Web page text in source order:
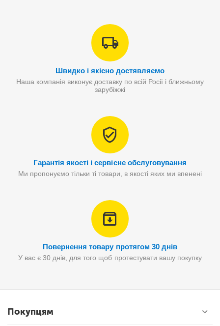
Швидко і якісно достявляємо
Наша компанія виконує доставку по всій Росії і ближньому
зарубіжжі
Гарантія якості і сервісне обслуговування
Ми пропонуємо тільки ті товари, в якості яких ми впенені
Повернення товару протягом 30 днів
У вас є 30 днів, для того щоб протестувати вашу покупку
Покупцям